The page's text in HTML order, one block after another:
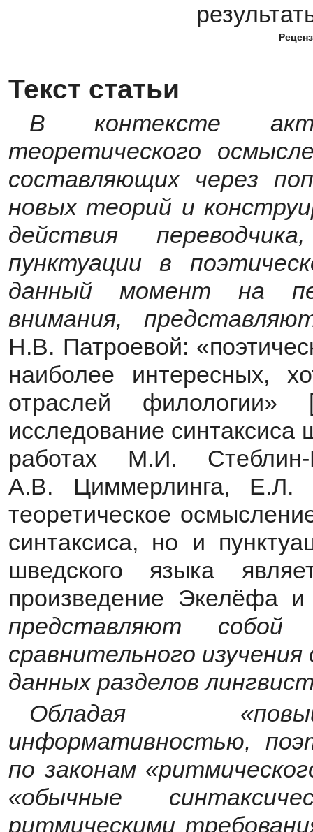
Текст статьи
В контексте
теоретического
составляющих через
новых теорий и
действия
пунктуации в
данный момент на
внимания,
Н.В. Патроевой:
наиболее интересных,
отраслей
исследование синтаксиса
работах М.И.
А.В. Циммерлинга,
теоретическое
синтаксиса, но и
шведского языка
произведение Экелёфа
представляют
сравнительного
данных разделов
Обладая
информативностью,
по законам
«обычные
ритмическими